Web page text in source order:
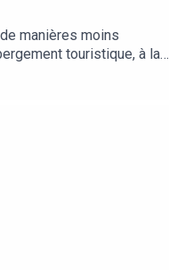
manières moins
touristique, à la
? La Sélection des
offres réservées à
et d’édition : Clara